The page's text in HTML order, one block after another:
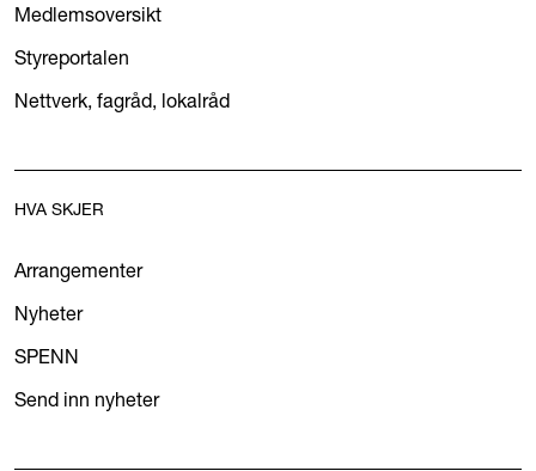
Medlemsoversikt
Styreportalen
Nettverk, fagråd, lokalråd
HVA SKJER
Arrangementer
Nyheter
SPENN
Send inn nyheter